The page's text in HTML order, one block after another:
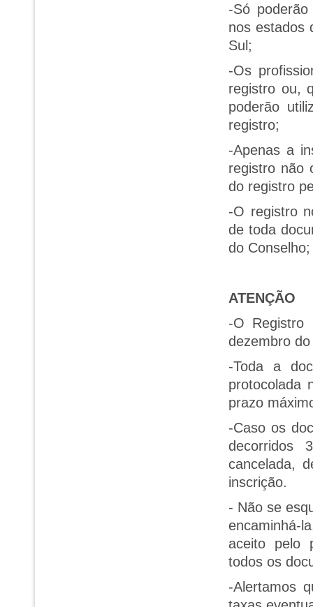
-Só
nos estados
Sul;
-Os
registro ou,
poderão
registro;
-Apenas a
registro não
do registro
-O registro
de toda
do Conselho;
ATENÇÃO
-O Registro
dezembro
-Toda a
protocolada
prazo
-Caso os
decorridos
cancelada,
inscrição.
- Não se
encaminhá-
aceito pelo
todos os
-Alertamos